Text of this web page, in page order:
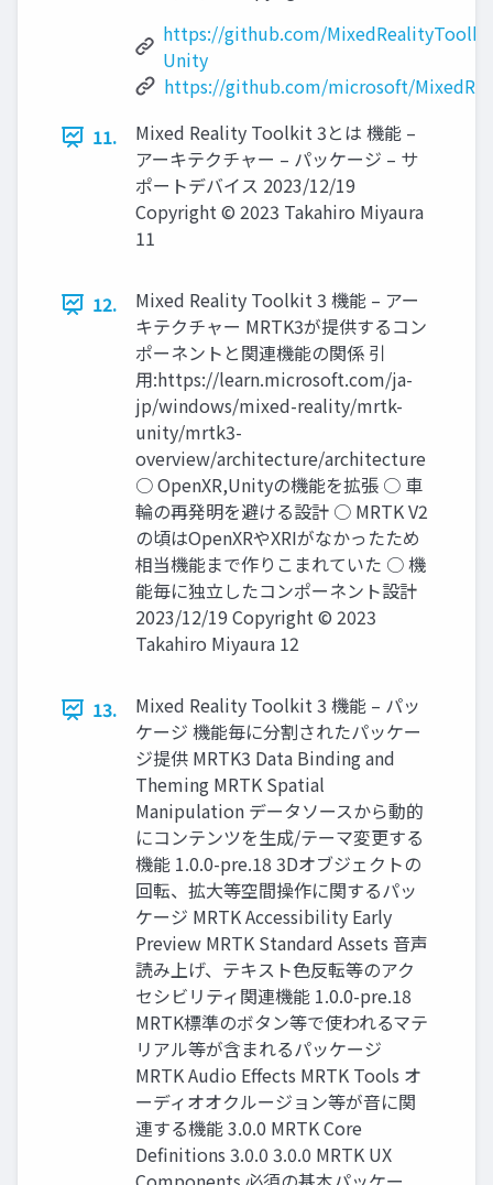
https://github.com/
Unity
https://github.com/microsoft/
11.
Mixed Reality Toolkit 3とは 機能 –
アーキテクチャー – パッケージ – サ
ポートデバイス 2023/12/19
Copyright © 2023 Takahiro Miyaura
11
12.
Mixed Reality Toolkit 3 機能 – アー
キテクチャー MRTK3が提供するコン
ポーネントと関連機能の関係 引
用:https://learn.microsoft.com/ja-
jp/windows/mixed-reality/mrtk-
unity/mrtk3-
overview/architecture/architecture
○ OpenXR,Unityの機能を拡張 ○ 車
輪の再発明を避ける設計 ○ MRTK V2
の頃はOpenXRやXRIがなかったため
相当機能まで作りこまれていた ○ 機
能毎に独立したコンポーネント設計
2023/12/19 Copyright © 2023
Takahiro Miyaura 12
13.
Mixed Reality Toolkit 3 機能 – パッ
ケージ 機能毎に分割されたパッケー
ジ提供 MRTK3 Data Binding and
Theming MRTK Spatial
Manipulation データソースから動的
にコンテンツを生成/テーマ変更する
機能 1.0.0-pre.18 3Dオブジェクトの
回転、拡大等空間操作に関するパッ
ケージ MRTK Accessibility Early
Preview MRTK Standard Assets 音声
読み上げ、テキスト色反転等のアク
セシビリティ関連機能 1.0.0-pre.18
MRTK標準のボタン等で使われるマテ
リアル等が含まれるパッケージ
MRTK Audio Effects MRTK Tools オ
ーディオオクルージョン等が音に関
連する機能 3.0.0 MRTK Core
Definitions 3.0.0 3.0.0 MRTK UX